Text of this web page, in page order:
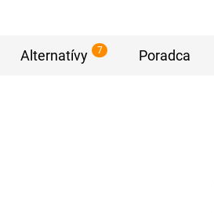
Alternatívy 7 Poradca